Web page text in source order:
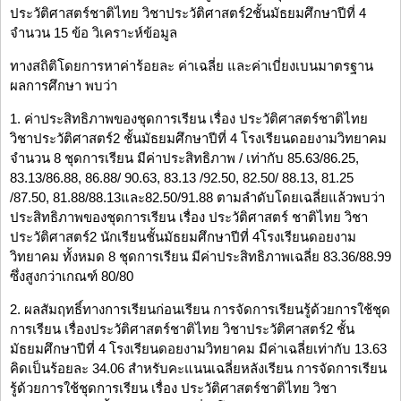
ประวัติศาสตร์ชาติไทย วิชาประวัติศาสตร์2ชั้นมัธยมศึกษาปีที่ 4
จำนวน 15 ข้อ วิเคราะห์ข้อมูล
ทางสถิติโดยการหาค่าร้อยละ ค่าเฉลี่ย และค่าเบี่ยงเบนมาตรฐาน
ผลการศึกษา พบว่า
1. ค่าประสิทธิภาพของชุดการเรียน เรื่อง ประวัติศาสตร์ชาติไทย
วิชาประวัติศาสตร์2 ชั้นมัธยมศึกษาปีที่ 4 โรงเรียนดอยงามวิทยาคม
จำนวน 8 ชุดการเรียน มีค่าประสิทธิภาพ / เท่ากับ 85.63/86.25,
83.13/86.88, 86.88/ 90.63, 83.13 /92.50, 82.50/ 88.13, 81.25
/87.50, 81.88/88.13และ82.50/91.88 ตามลำดับโดยเฉลี่ยแล้วพบว่า
ประสิทธิภาพของชุดการเรียน เรื่อง ประวัติศาสตร์ ชาติไทย วิชา
ประวัติศาสตร์2 นักเรียนชั้นมัธยมศึกษาปีที่ 4โรงเรียนดอยงาม
วิทยาคม ทั้งหมด 8 ชุดการเรียน มีค่าประสิทธิภาพเฉลี่ย 83.36/88.99
ซึ่งสูงกว่าเกณฑ์ 80/80
2. ผลสัมฤทธิ์ทางการเรียนก่อนเรียน การจัดการเรียนรู้ด้วยการใช้ชุด
การเรียน เรื่องประวัติศาสตร์ชาติไทย วิชาประวัติศาสตร์2 ชั้น
มัธยมศึกษาปีที่ 4 โรงเรียนดอยงามวิทยาคม มีค่าเฉลี่ยเท่ากับ 13.63
คิดเป็นร้อยละ 34.06 สำหรับคะแนนเฉลี่ยหลังเรียน การจัดการเรียน
รู้ด้วยการใช้ชุดการเรียน เรื่อง ประวัติศาสตร์ชาติไทย วิชา